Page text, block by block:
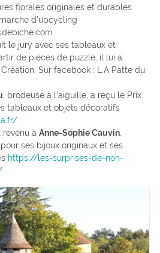
florales originales et durables
d’upcycling
le jury avec ses tableaux et
de pièces de puzzle, il lui a
Sur facebook : L.A Patte du
, brodeuse à l’aiguille, a reçu le Prix
tableaux et objets décoratifs
revenu à Anne-Sophie Cauvin,
ses bijoux originaux et ses
https://les-surprises-de-noh-